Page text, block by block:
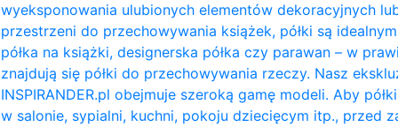
wyeksponowania ulubionych elementów dekoracyjnych
przestrzeni do przechowywania książek, półki są
półka na książki, designerska półka czy parawan – w
znajdują się półki do przechowywania rzeczy. Nasz
INSPIRANDER.pl obejmuje szeroką gamę modeli. Aby
w salonie, sypialni, kuchni, pokoju dziecięcym itp., przed